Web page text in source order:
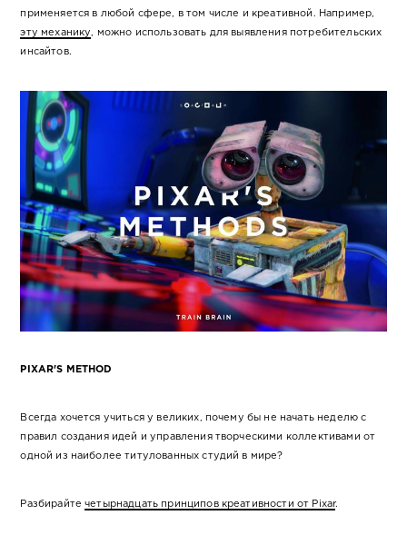
применяется в любой сфере, в том числе и креативной. Например,
эту механику , можно использовать для выявления потребительских
инсайтов.
PIXAR'S METHOD
Всегда хочется учиться у великих, почему бы не начать неделю с
правил создания идей и управления творческими коллективами от
одной из наиболее титулованных студий в мире?
Разбирайтечетырнадцать принципов креативности от Pixar.